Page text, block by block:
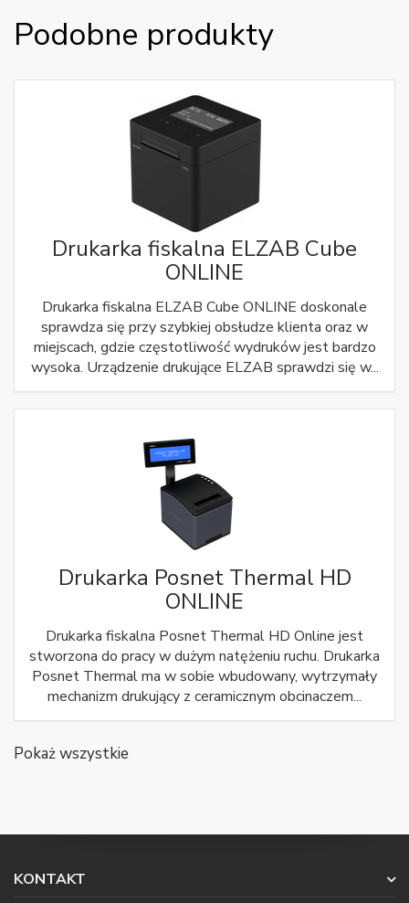
Podobne produkty
Drukarka fiskalna ELZAB Cube
ONLINE
Drukarka fiskalna ELZAB Cube ONLINE doskonale
sprawdza się przy szybkiej obsłudze klienta oraz w
miejscach, gdzie częstotliwość wydruków jest bardzo
wysoka. Urządzenie drukujące ELZAB sprawdzi się w...
Drukarka Posnet Thermal HD
ONLINE
Drukarka fiskalna Posnet Thermal HD Online jest
stworzona do pracy w dużym natężeniu ruchu. Drukarka
Posnet Thermal ma w sobie wbudowany, wytrzymały
mechanizm drukujący z ceramicznym obcinaczem...
Pokaż wszystkie
KONTAKT